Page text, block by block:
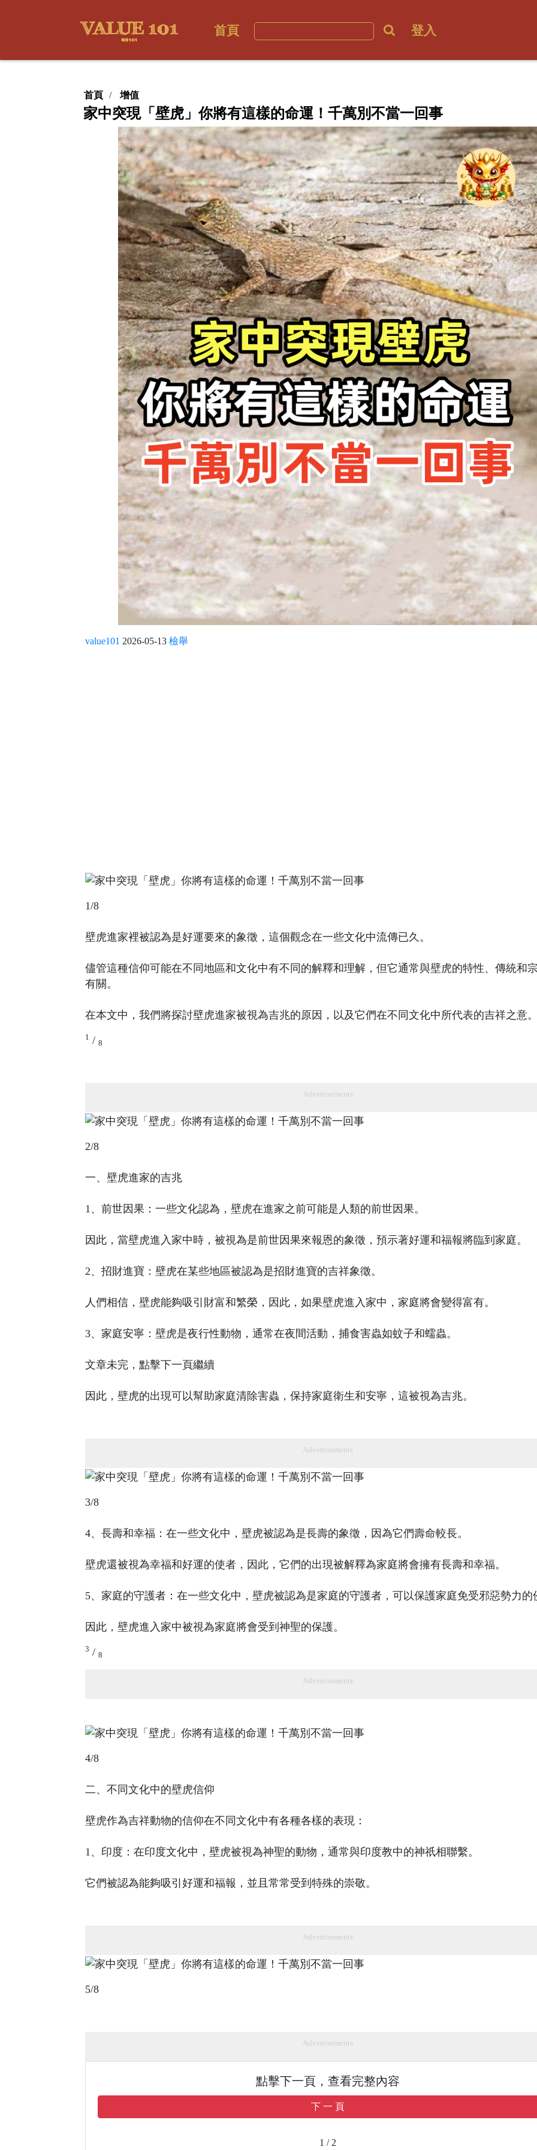
首頁 登入
首頁 增值
家中突現「壁虎」你將有這樣的命運！千萬別不當一回事
value101 2026-05-13 檢舉
1/8
壁虎進家裡被認為是好運要來的象徵，這個觀念在一些文化中流傳已久。
儘管這種信仰可能在不同地區和文化中有不同的解釋和理解，但它通常與壁虎的特性、傳統和
有關。
在本文中，我們將探討壁虎進家被視為吉兆的原因，以及它們在不同文化中所代表的吉祥之意
1 / 8
Advertisements
2/8
一、壁虎進家的吉兆
1、前世因果：一些文化認為，壁虎在進家之前可能是人類的前世因果。
因此，當壁虎進入家中時，被視為是前世因果來報恩的象徵，預示著好運和福報將臨到家庭。
2、招財進寶：壁虎在某些地區被認為是招財進寶的吉祥象徵。
人們相信，壁虎能夠吸引財富和繁榮，因此，如果壁虎進入家中，家庭將會變得富有。
3、家庭安寧：壁虎是夜行性動物，通常在夜間活動，捕食害蟲如蚊子和蠕蟲。
文章未完，點擊下一頁繼續
因此，壁虎的出現可以幫助家庭清除害蟲，保持家庭衛生和安寧，這被視為吉兆。
Advertisements
3/8
4、長壽和幸福：在一些文化中，壁虎被認為是長壽的象徵，因為它們壽命較長。
壁虎還被視為幸福和好運的使者，因此，它們的出現被解釋為家庭將會擁有長壽和幸福。
5、家庭的守護者：在一些文化中，壁虎被認為是家庭的守護者，可以保護家庭免受邪惡勢力的
因此，壁虎進入家中被視為家庭將會受到神聖的保護。
3 / 8
Advertisements
4/8
二、不同文化中的壁虎信仰
壁虎作為吉祥動物的信仰在不同文化中有各種各樣的表現：
1、印度：在印度文化中，壁虎被視為神聖的動物，通常與印度教中的神祇相聯繫。
它們被認為能夠吸引好運和福報，並且常常受到特殊的崇敬。
Advertisements
5/8
Advertisements
點擊下一頁，查看完整內容
下 一 頁
1 / 2